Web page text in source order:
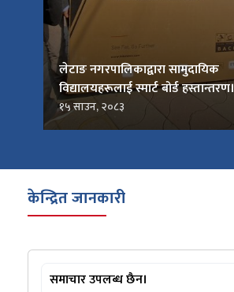
लेटाङ नगरपालिकाद्वारा सामुदायिक
विद्यालयहरूलाई स्मार्ट बोर्ड हस्तान्तरण।
१५ साउन, २०८३
केन्द्रित जानकारी
समाचार उपलब्ध छैन।